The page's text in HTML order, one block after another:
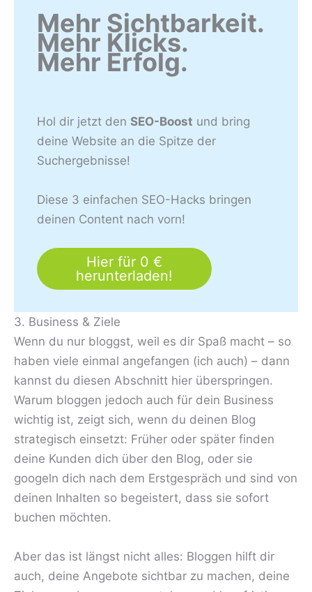
Mehr Sichtbarkeit.
Mehr Klicks.
Mehr Erfolg.
Hol dir jetzt den SEO-Boost und bring
deine Website an die Spitze der
Suchergebnisse!
Diese 3 einfachen SEO-Hacks bringen
deinen Content nach vorn!
Hier für 0 €
herunterladen!
3. Business & Ziele
Wenn du nur bloggst, weil es dir Spaß macht – so
haben viele einmal angefangen (ich auch) – dann
kannst du diesen Abschnitt hier überspringen.
Warum bloggen jedoch auch für dein Business
wichtig ist, zeigt sich, wenn du deinen Blog
strategisch einsetzt: Früher oder später finden
deine Kunden dich über den Blog, oder sie
googeln dich nach dem Erstgespräch und sind von
deinen Inhalten so begeistert, dass sie sofort
buchen möchten.
Aber das ist längst nicht alles: Bloggen hilft dir
auch, deine Angebote sichtbar zu machen, deine